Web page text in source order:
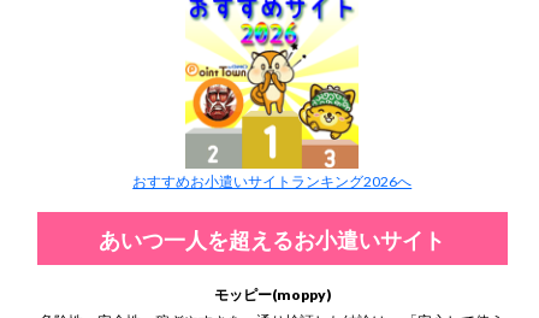
おすすめお小遣いサイトランキング2026へ
あいつ一人を超えるお小遣いサイト
モッピー(moppy)